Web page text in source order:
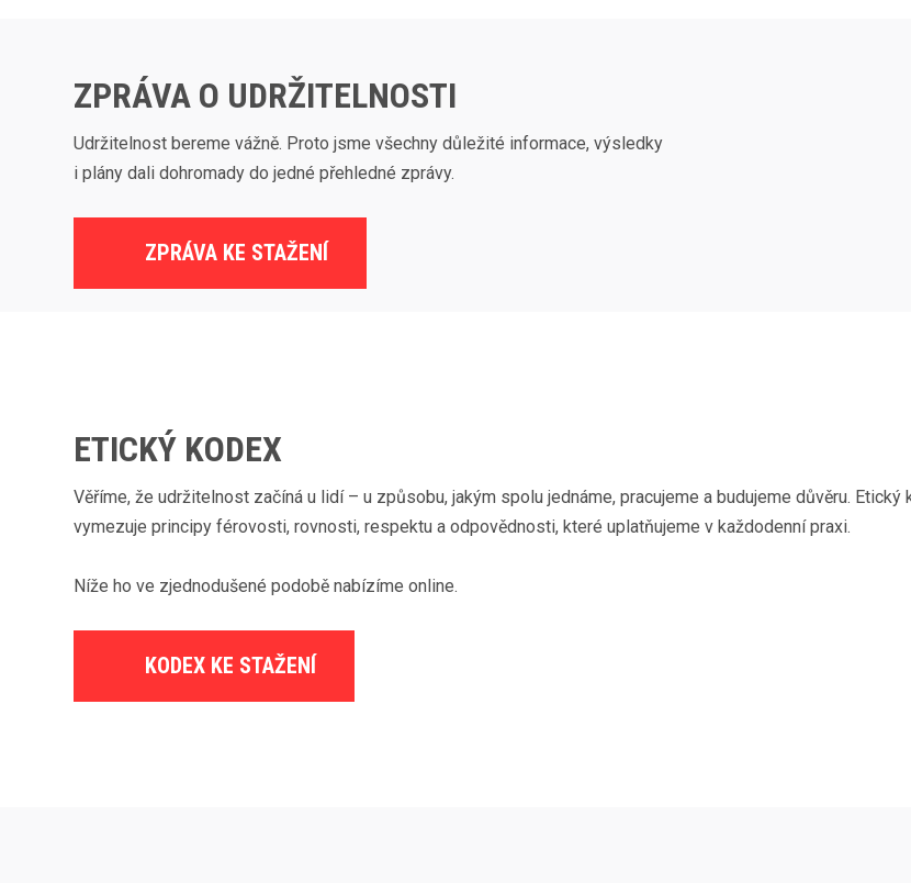
ZPRÁVA O UDRŽITELNOSTI
Udržitelnost bereme vážně. Proto jsme všechny důležité informace, výsledky
i plány dali dohromady do jedné přehledné zprávy.
ZPRÁVA KE STAŽENÍ
ETICKÝ KODEX
Věříme, že udržitelnost začíná u lidí – u způsobu, jakým spolu jednáme, pracujeme a budujeme důvěru.
vymezuje principy férovosti, rovnosti, respektu a odpovědnosti, které uplatňujeme v každodenní praxi.
Níže ho ve zjednodušené podobě nabízíme online.
KODEX KE STAŽENÍ